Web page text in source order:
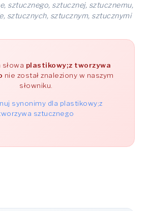
sztucznego, sztucznej, sztucznemu,
sztucznych, sztucznym, sztucznymi
słowa plastikowy;z tworzywa
nie został znaleziony w naszym
słowniku.
synonimy dla plastikowy;z
sztucznego